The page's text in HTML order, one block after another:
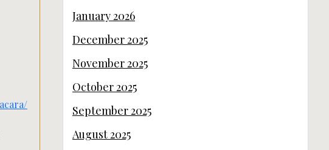
January 2026
December 2025
November 2025
October 2025
September 2025
August 2025